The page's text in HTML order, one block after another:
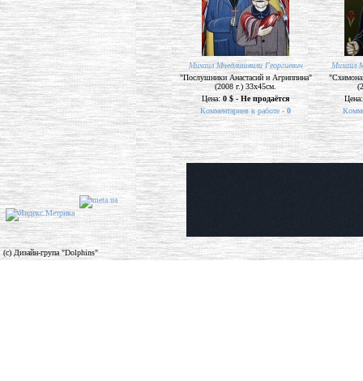
Михаил Мчедлишвили Георгиевич
"Послушники Анастасий и Агриппина"
(2008 г.) 33х45см.
Цена:0 $ - Не продаётся
Комментариев к работе -0
Михаил
(c) Дизайн-група "Dolphins"